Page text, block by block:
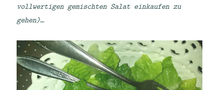
vollwertigen gemischten Salat einkaufen zu
gehen)…